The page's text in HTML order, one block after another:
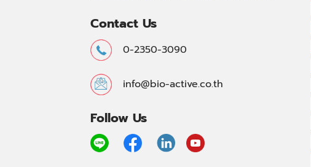
Contact Us
0-2350-3090
info@bio-active.co.th
Follow Us